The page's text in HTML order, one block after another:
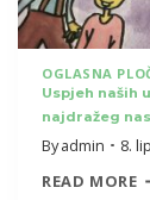
OGLASNA
Uspjeh naših
najdražeg
Byadmin
8.
READ MORE